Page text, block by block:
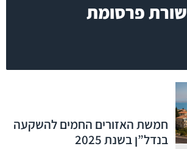
שורת פרסומת
חמשת האזורים החמים להשקעה
בנדל”ן בשנת 2025